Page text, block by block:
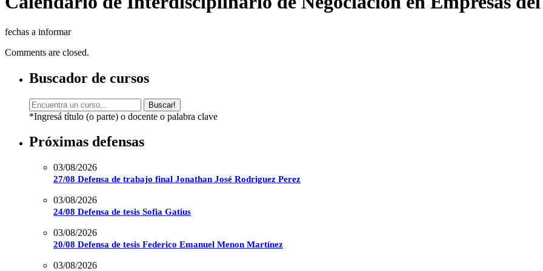
fechas a informar
Comments are closed.
Buscador de cursos
Buscar!
*Ingresá título (o parte) o docente o palabra clave
Próximas defensas
03/08/2026
27/08 Defensa de trabajo final Jonathan José Rodriguez Perez
03/08/2026
24/08 Defensa de tesis Sofia Gatius
03/08/2026
20/08 Defensa de tesis Federico Emanuel Menon Martínez
03/08/2026